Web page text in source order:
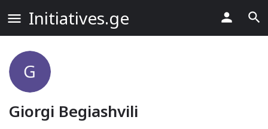
Initiatives.ge
Giorgi Begiashvili